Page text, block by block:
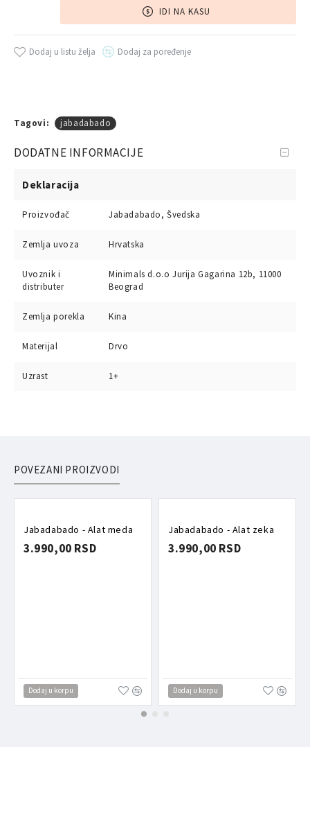
IDI NA KASU
Dodaj u listu želja Dodaj za poređenje
Tagovi: jabadabado
DODATNE INFORMACIJE
Deklaracija
Proizvođač Jabadabado, Švedska
Zemlja uvoza Hrvatska
Uvoznik i
distributer
Minimals d.o.o Jurija Gagarina 12b, 11000
Beograd
Zemlja porekla Kina
Materijal Drvo
Uzrast 1+
POVEZANI PROIZVODI
Jabadabado - Alat meda
3.990,00 RSD
Dodaj u korpu
Jabadabado - Alat zeka
3.990,00 RSD
Dodaj u korpu